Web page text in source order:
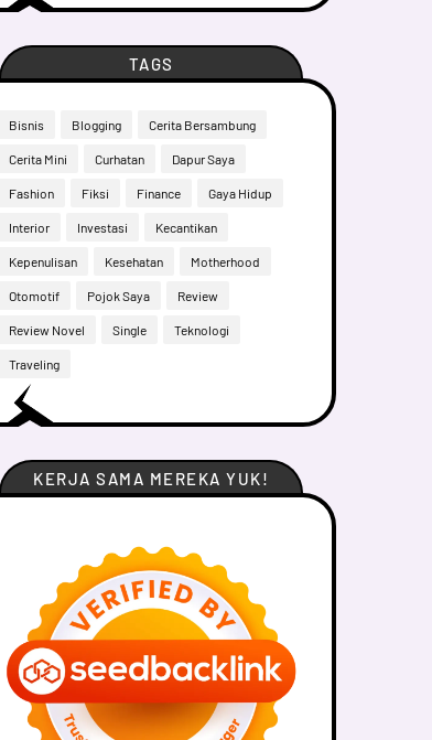
TAGS
Bisnis Blogging Cerita Bersambung
Cerita Mini Curhatan Dapur Saya
Fashion Fiksi Finance Gaya Hidup
Interior Investasi Kecantikan
Kepenulisan Kesehatan Motherhood
Otomotif Pojok Saya Review
Review Novel Single Teknologi
Traveling
KERJA SAMA MEREKA YUK!